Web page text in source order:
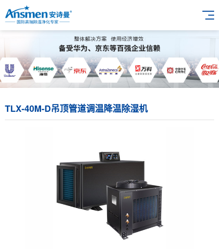
TLX-40M-D吊顶管道调温降温除湿机